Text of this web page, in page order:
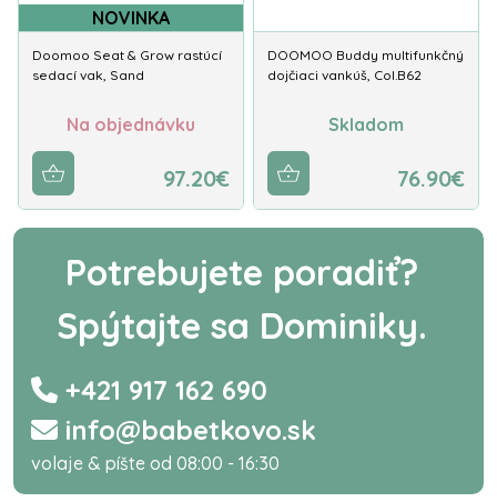
NOVINKA
Doomoo Seat & Grow rastúcí
sedací vak, Sand
Na objednávku
97.20€
DOOMOO Buddy multifunkčný
dojčiaci vankúš, Col.B62
Skladom
76.90€
Potrebujete poradiť?
Spýtajte sa Dominiky.
+421 917 162 690
info@babetkovo.sk
volaje & píšte od 08:00 - 16:30